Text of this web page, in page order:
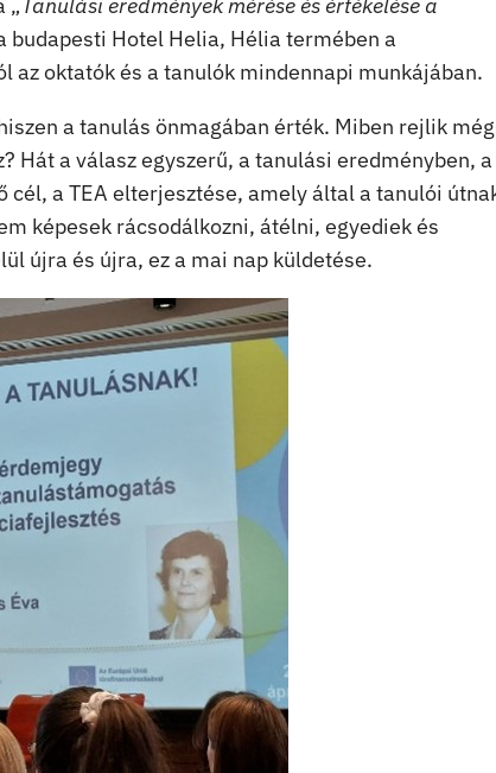
„Tanulási eredmények mérése és értékelése a
Hotel Helia, Hélia termében a
oktatók és a tanulók mindennapi munkájában.
a tanulás önmagában érték. Miben rejlik
Hát a válasz egyszerű, a tanulási eredményben, a
a TEA elterjesztése, amely által a tanulói
képesek rácsodálkozni, átélni, egyediek és
újra és újra, ez a mai nap küldetése.